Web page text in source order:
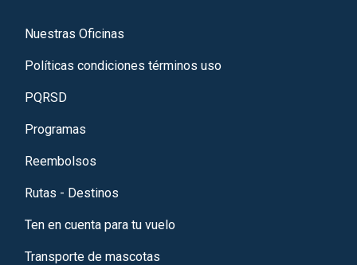
Nuestras Oficinas
Políticas condiciones términos uso
PQRSD
Programas
Reembolsos
Rutas - Destinos
Ten en cuenta para tu vuelo
Transporte de mascotas